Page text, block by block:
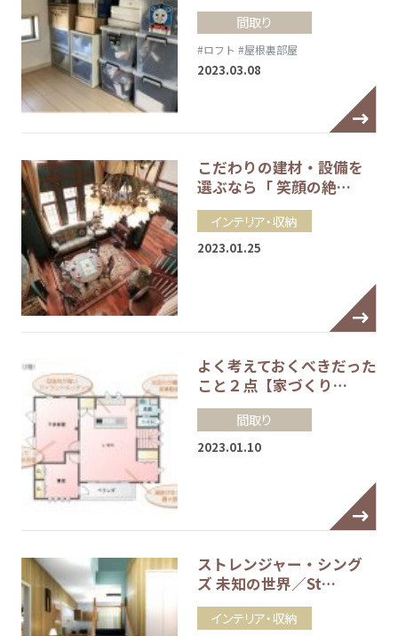
間取り
#ロフト #屋根裏部屋
2023.03.08
こだわりの建材・設備を
選ぶなら「 笑顔の絶…
インテリア・収納
2023.01.25
よく考えておくべきだった
こと２点【家づくり…
間取り
2023.01.10
ストレンジャー・シング
ズ 未知の世界／St…
インテリア・収納